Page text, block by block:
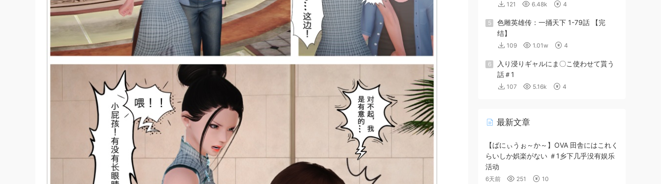
121 6.48k 4
5
色雕英雄传：一捅天下 1-79話 【完
结】
109 1.01w 4
6
入り浸りギャルにま〇こ使わせて貰う
話＃1
107 5.16k 4
最新文章
【ばにぃうぉ～か～】OVA 田舎にはこれく
らいしか娯楽がない ＃1乡下几乎没有娱乐
活动
6天前 251 10